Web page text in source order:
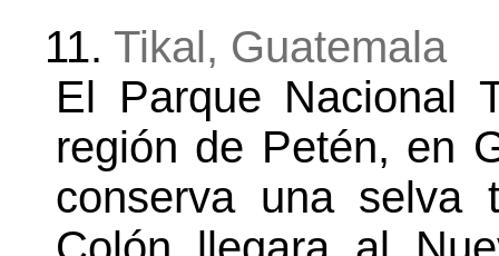
11. Tikal, Guatemala
El Parque Nacional
región de Petén, en
conserva una